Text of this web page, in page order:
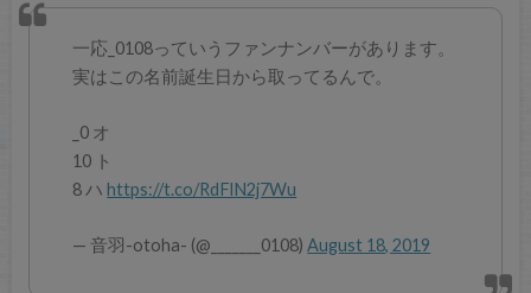
一応_0108っていうファンナンバーがあります。
実はこの名前誕生日から取ってるんで。
_0 オ
10 ト
8 ハhttps://t.co/RdFlN2j7Wu
— 音羽-otoha- (@_______0108)August 18, 2019